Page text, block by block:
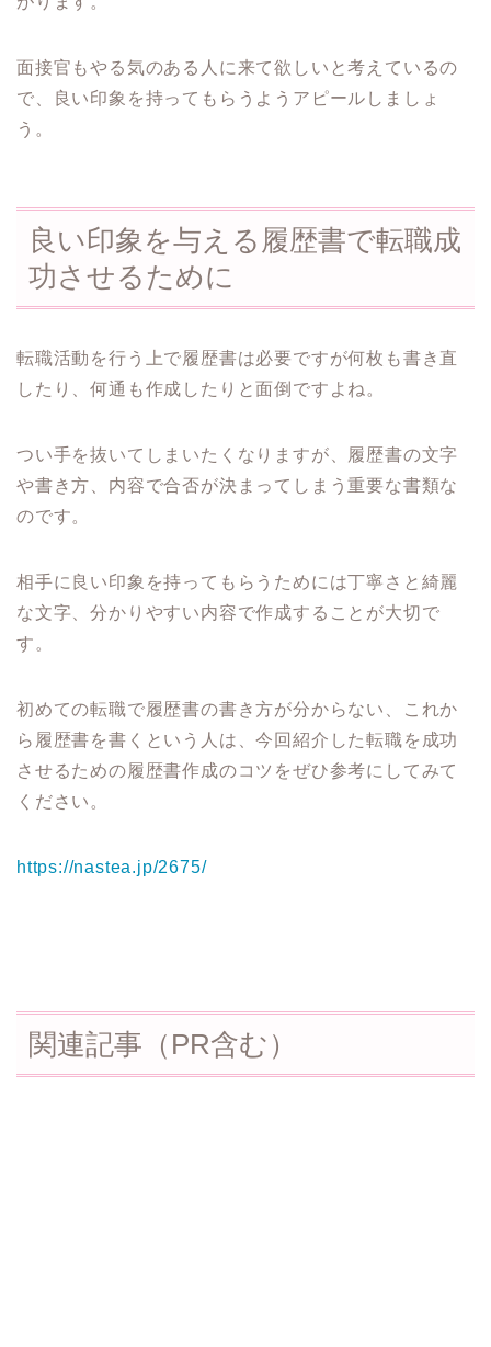
面接官もやる気のある人に来て欲しいと考えているの
で、良い印象を持ってもらうようアピールしましょ
う。
良い印象を与える履歴書で転職成
功させるために
転職活動を行う上で履歴書は必要ですが何枚も書き直
したり、何通も作成したりと面倒ですよね。
つい手を抜いてしまいたくなりますが、履歴書の文字
や書き方、内容で合否が決まってしまう重要な書類な
のです。
相手に良い印象を持ってもらうためには丁寧さと綺麗
な文字、分かりやすい内容で作成することが大切で
す。
初めての転職で履歴書の書き方が分からない、これか
ら履歴書を書くという人は、今回紹介した転職を成功
させるための履歴書作成のコツをぜひ参考にしてみて
ください。
https://nastea.jp/2675/
関連記事（PR含む）